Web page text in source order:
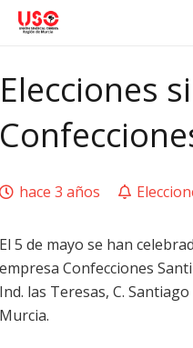
Elecciones
hace 3 años
El 5 de mayo se han
empresa Confecciones
Ind. las Teresas, C.
Murcia.